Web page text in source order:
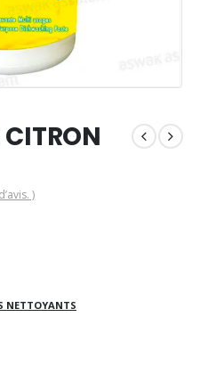
)
NETTOYANTS